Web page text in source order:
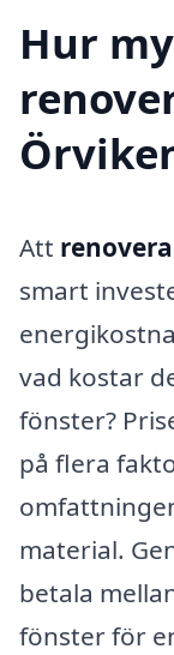
Hur
Att
smart
vad kostar
fönster?
på flera
material.
betala
fönster för